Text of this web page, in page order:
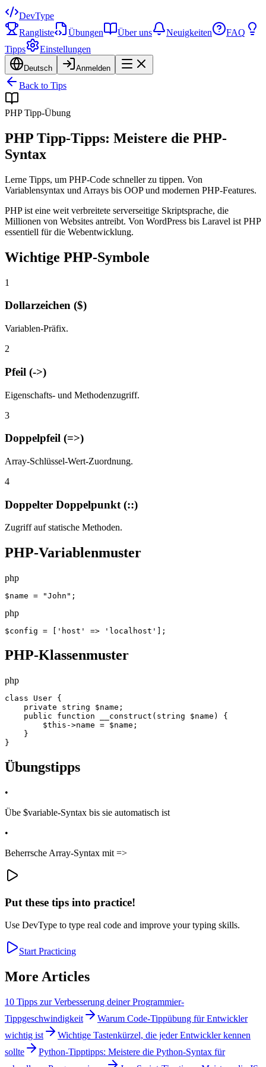
DevType
Rangliste
Übungen Über uns Neuigkeiten
FAQ
Tipps
Einstellungen
Deutsch Anmelden
Back to Tips
PHP Tipp-Übung
PHP Tipp-Tipps: Meistere die PHP-
Syntax
Lerne Tipps, um PHP-Code schneller zu tippen. Von
Variablensyntax und Arrays bis OOP und modernen PHP-Features.
PHP ist eine weit verbreitete serverseitige Skriptsprache, die
Millionen von Websites antreibt. Von WordPress bis Laravel ist PHP
essentiell für die Webentwicklung.
Wichtige PHP-Symbole
1
Dollarzeichen ($)
Variablen-Präfix.
2
Pfeil (->)
Eigenschafts- und Methodenzugriff.
3
Doppelpfeil (=>)
Array-Schlüssel-Wert-Zuordnung.
4
Doppelter Doppelpunkt (::)
Zugriff auf statische Methoden.
PHP-Variablenmuster
php
$name = "John";
php
$config = ['host' => 'localhost'];
PHP-Klassenmuster
php
class User {
    private string $name;
    public function __construct(string $name) {
        $this->name = $name;
    }
}
Übungstipps
•
Übe $variable-Syntax bis sie automatisch ist
•
Beherrsche Array-Syntax mit =>
Put these tips into practice!
Use DevType to type real code and improve your typing skills.
Start Practicing
More Articles
10 Tipps zur Verbesserung deiner Programmier-
Tippgeschwindigkeit
Warum Code-Tippübung für Entwickler
wichtig ist
Wichtige Tastenkürzel, die jeder Entwickler kennen
sollte
Python-Tipptipps: Meistere die Python-Syntax für